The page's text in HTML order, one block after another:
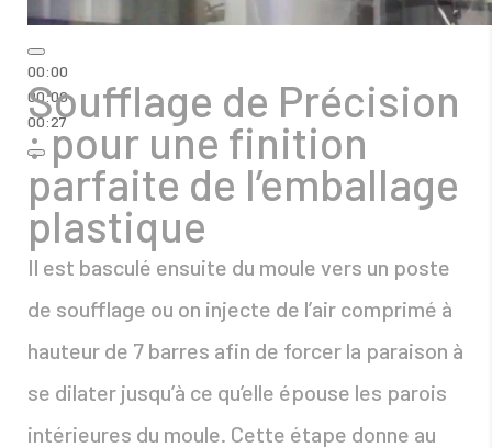
00:00
00:00
00:27
Soufflage de Précision
: pour une finition
parfaite de l’emballage
plastique
Il est basculé ensuite du moule vers un poste
de soufflage ou on injecte de l’air comprimé à
hauteur de 7 barres afin de forcer la paraison à
se dilater jusqu’à ce qu’elle épouse les parois
intérieures du moule. Cette étape donne au